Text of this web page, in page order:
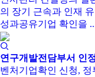
의 장기 근속과 인재
성과공유기업 확인을
연구개발전담부서 인
벤처기업확인 신청,